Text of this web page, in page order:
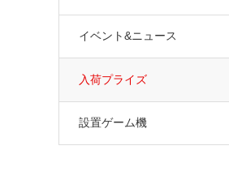
イベント&ニュース
入荷プライズ
設置ゲーム機